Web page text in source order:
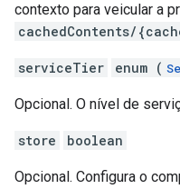
contexto para veicular a
cachedContents/
serviceTier enum (
Opcional. O nível de
store boolean
Opcional. Configura o